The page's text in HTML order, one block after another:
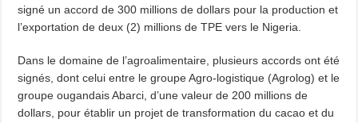
signé un accord de 300 millions de dollars pour la production et
l’exportation de deux (2) millions de TPE vers le Nigeria.
Dans le domaine de l’agroalimentaire, plusieurs accords ont été
signés, dont celui entre le groupe Agro-logistique (Agrolog) et le
groupe ougandais Abarci, d’une valeur de 200 millions de
dollars, pour établir un projet de transformation du cacao et du